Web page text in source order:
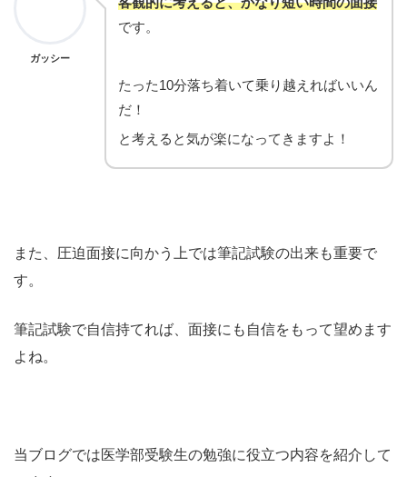
ガッシー
です。
たった10分落ち着いて乗り越えればいいん
だ！
と考えると気が楽になってきますよ！
また、圧迫面接に向かう上では筆記試験の出来も重要で
す。
筆記試験で自信持てれば、面接にも自信をもって望めます
よね。
当ブログでは医学部受験生の勉強に役立つ内容を紹介して